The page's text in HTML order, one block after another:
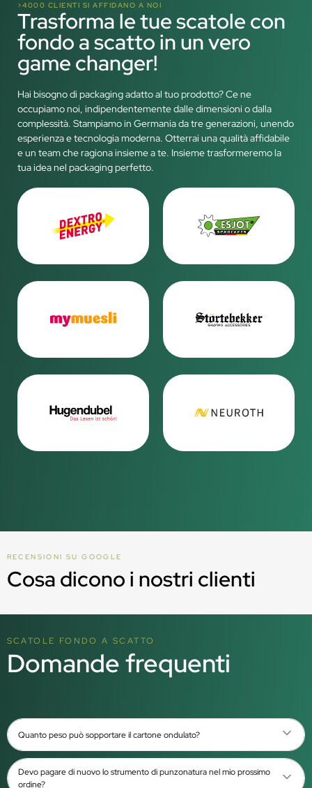
>4000 CLIENTI SI AFFIDANO A NOI
Trasforma le tue scatole con
fondo a scatto in un vero
game changer!
Hai bisogno di packaging adatto al tuo prodotto? Ce ne
occupiamo noi, indipendentemente dalle dimensioni o dalla
complessità. Stampiamo in Germania da tre generazioni, unendo
esperienza e tecnologia moderna. Otterrai una qualità affidabile
e un team che ragiona insieme a te. Insieme trasformeremo la
tua idea nel packaging perfetto.
RECENSIONI SU GOOGLE
Cosa dicono i nostri clienti
SCATOLE FONDO A SCATTO
Domande frequenti
Quanto peso può sopportare il cartone ondulato?
Devo pagare di nuovo lo strumento di punzonatura nel mio prossimo
ordine?